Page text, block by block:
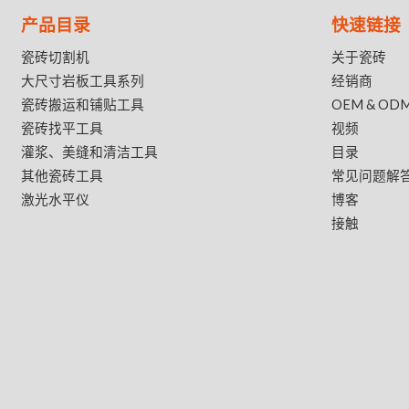
产品目录
瓷砖切割机
大尺寸岩板工具系列
瓷砖搬运和铺贴工具
瓷砖找平工具
灌浆、美缝和清洁工具
其他瓷砖工具
激光水平仪
快速链接
关于瓷砖
经销商
OEM &
视频
目录
常见问题解
博客
接触